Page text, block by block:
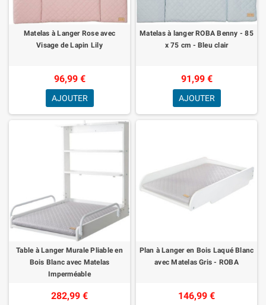
Matelas à Langer Rose avec
Visage de Lapin Lily
96,99 €
AJOUTER
Matelas à langer ROBA Benny - 85
x 75 cm - Bleu clair
91,99 €
AJOUTER
Table à Langer Murale Pliable en
Bois Blanc avec Matelas
Imperméable
282,99 €
Plan à Langer en Bois Laqué Blanc
avec Matelas Gris - ROBA
146,99 €